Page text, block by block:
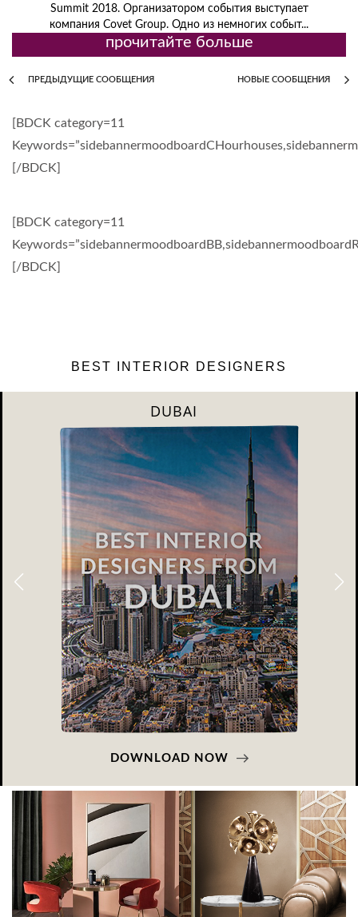
Summit 2018. Организатором события выступает
компания Covet Group. Одно из немногих событ...
прочитайте больше
ПРЕДЫДУЩИЕ СООБЩЕНИЯ НОВЫЕ СООБЩЕНИЯ
[BDCK category=11
[/BDCK]
[BDCK category=11
[/BDCK]
BEST INTERIOR DESIGNERS
DOWNLOAD NOW